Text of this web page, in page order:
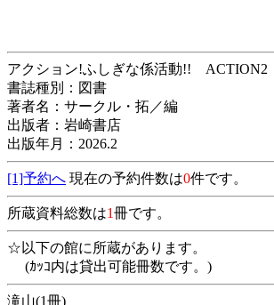
アクション!ふしぎな係活動!!
書誌種別：図書
著者名：サークル・拓／編
出版者：岩崎書店
出版年月：2026.2
[1]予約へ 現在の予約件数は0件です。
所蔵資料総数は1冊です。
☆以下の館に所蔵があります。
(ｶｯｺ内は貸出可能冊数です。)
滝山(1冊)